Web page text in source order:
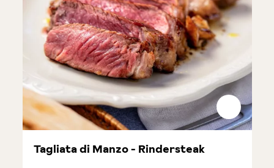
Tagliata di Manzo - Rindersteak